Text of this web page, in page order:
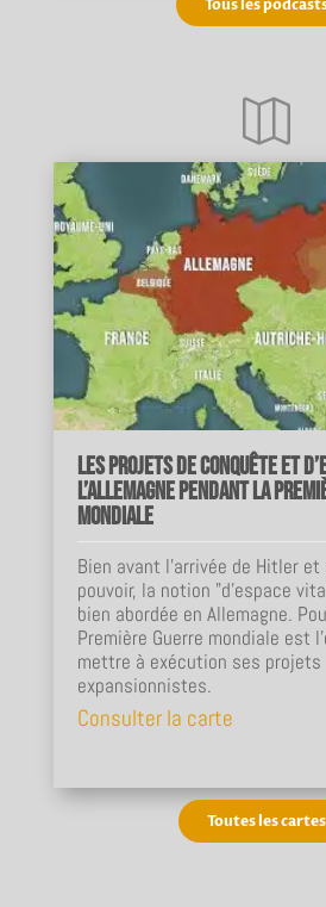
Tous les

Les projets de conquête et
l’Allemagne pendant la
mondiale
Bien avant l’arrivée de Hitler
pouvoir, la notion "d’espace
bien abordée en Allemagne.
Première Guerre mondiale est
mettre à exécution ses projets
expansionnistes.
Consulter la carte
Toutes les cartes